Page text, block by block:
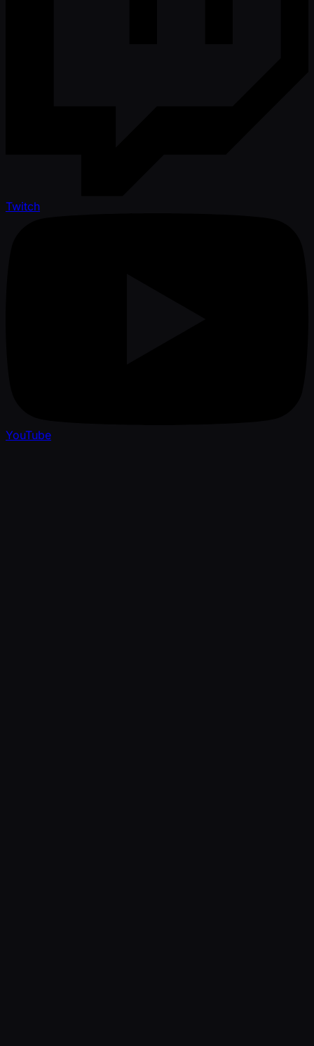
Twitch
YouTube